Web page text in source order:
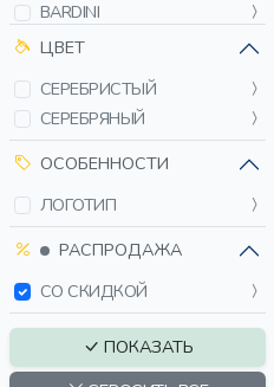
BARDINI
BILLIONAIRE
BOSS
BRIONI
BRUNELLO CUCINELLI
DAMAT
DIESEL
DOLCE & GABBANA
EA7 EMPORIO ARMANI
ELEVENTY
ЦВЕТ
СЕРЕБРИСТЫЙ
СЕРЕБРЯНЫЙ
ОСОБЕННОСТИ
ЛОГОТИП
РАСПРОДАЖА
СО СКИДКОЙ
ПОКАЗАТЬ